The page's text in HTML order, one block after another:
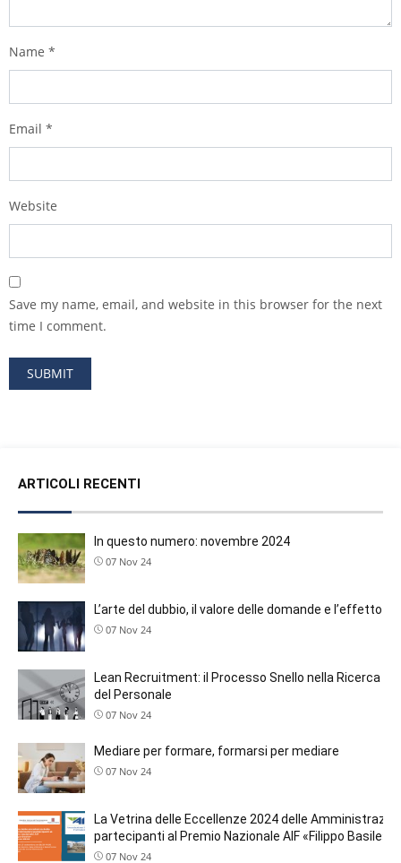
Name *
Email *
Website
Save my name, email, and website in this browser for the next
time I comment.
ARTICOLI RECENTI
In questo numero: novembre 2024
07 Nov 24
L’arte del dubbio, il valore delle domande e l’effetto
07 Nov 24
Lean Recruitment: il Processo Snello nella Ricerca e
del Personale
07 Nov 24
Mediare per formare, formarsi per mediare
07 Nov 24
La Vetrina delle Eccellenze 2024 delle
partecipanti al Premio Nazionale AIF «Filippo Basile»
07 Nov 24